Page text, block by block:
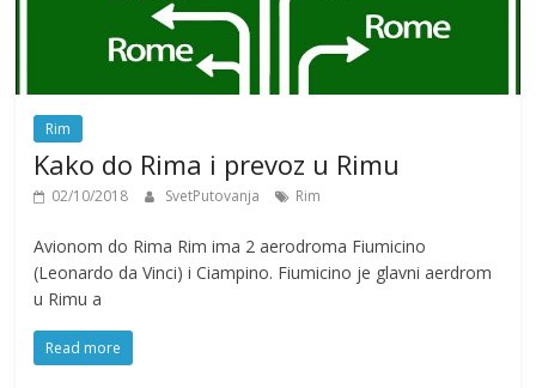
Rim
Kako do Rima i prevoz u Rimu
02/10/2018 SvetPutovanja Rim
Avionom do Rima Rim ima 2 aerodroma Fiumicino
(Leonardo da Vinci) i Ciampino. Fiumicino je glavni aerdrom
u Rimu a
Read more